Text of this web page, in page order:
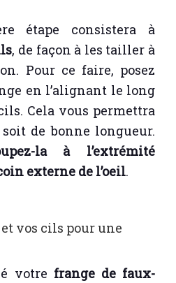
étape consistera à
, de façon à les tailler à
Pour ce faire, posez
en l’alignant le long
Cela vous permettra
de bonne longueur.
la à l’extrémité
externe de l’oeil.
vos cils pour une
votre frange de faux-